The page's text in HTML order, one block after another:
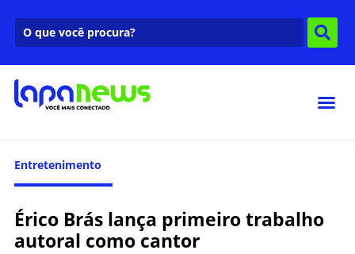
Entretenimento
Érico Brás lança primeiro trabalho
autoral como cantor